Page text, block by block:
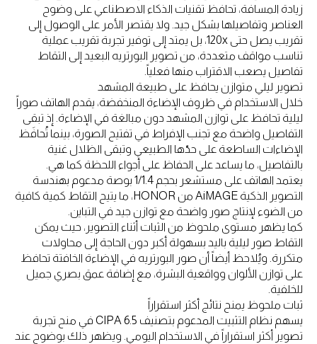
زيادة المسافة، تحافظ تقنيات الذكاء الاصطناعي على وضوح
العناصر وتفاصيلها بشكل جيد. ولا يقتصر الأمر على الوصول إلى
تقريب يصل حتى 120x، بل يمتد إلى توفير تجربة تقريب عملية
تناسب مواقف متعددة، من تصوير البورتريه البعيد إلى التقاط
تفاصيل يصعب الاقتراب منها فعلياً.
تصوير ليلي متوازن يحافظ على طبيعة المشهد
خلال الاستخدام في ظروف الإضاءة المنخفضة، يقدم الهاتف صوراً
ليلية تحافظ على توازن المشهد دون مبالغة في الإضاءة. إذ تبقى
التفاصيل واضحة مع تجنب الإفراط في تفتيح الصورة، بينما تُحافَظ
الإضاءات الساطعة على حدّها الطبيعي وتبقى الظلال غنية
بالتفاصيل، ما يساعد على الحفاظ على أجواء اللحظة كما هي.
يعتمد الهاتف على مستشعر بحجم 1/1.4 بوصة مدعوم بهندسة
التصوير الذكية AiMAGE من HONOR، ما يتيح التقاط كمية كافية
من الضوء لإنتاج صور واضحة مع توازن جيد في التباين.
كما يظهر مستوى ملحوظ من الثبات أثناء التصوير، حيث يمكن
التقاط صور ليلية باليد بسهولة أكبر دون الحاجة إلى محاولات
متكررة. ويُلاحظ أيضاً أن صور البورتريه في الإضاءة الخافتة تحافظ
على توازن الألوان وواقعية البشرة، مع إضافة عمق بصري جميل
للخلفية.
ثبات ملحوظ يمنح نتائج أكثر استقراراً
يسهم نظام التثبيت المدعوم بتصنيف CIPA 6.5 في منح تجربة
تصوير أكثر استقراراً في الاستخدام اليومي. ويظهر ذلك بوضوح عند